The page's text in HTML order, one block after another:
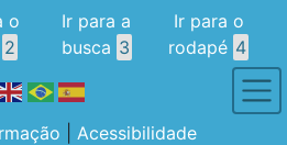
o
2
Ir para a
busca 3
Ir para o
rodapé 4
Acessibilidade